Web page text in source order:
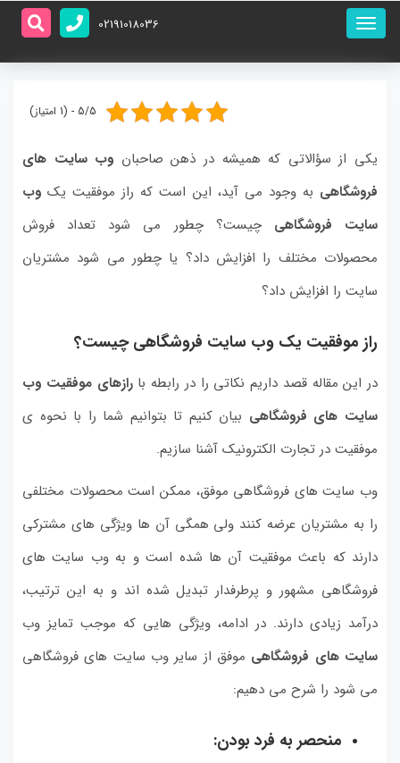
منو
اصلی
02191018036
5/5 - (1 امتیاز)
یکی از سؤالاتی که همیشه در ذهن صاحبان وب سایت های
فروشگاهی به وجود می آید، این است که راز موفقیت یک وب
سایت فروشگاهی چیست؟ چطور می شود تعداد فروش
محصولات مختلف را افزایش داد؟ یا چطور می شود مشتریان
سایت را افزایش داد؟
راز موفقیت یک وب سایت فروشگاهی چیست؟
در این مقاله قصد داریم نکاتی را در رابطه بارازهای موفقیت وب
سایت های فروشگاهی بیان کنیم تا بتوانیم شما را با نحوه ی
موفقیت در تجارت الکترونیک آشنا سازیم.
وب سایت های فروشگاهی موفق، ممکن است محصولات مختلفی
را به مشتریان عرضه کنند ولی همگی آن ها ویژگی های مشترکی
دارند که باعث موفقیت آن ها شده است و به وب سایت های
فروشگاهی مشهور و پرطرفدار تبدیل شده اند و به این ترتیب،
درآمد زیادی دارند. در ادامه، ویژگی هایی که موجب تمایز وب
سایت های فروشگاهی موفق از سایر وب سایت های فروشگاهی
می شود را شرح می دهیم:
منحصر به فرد بودن: